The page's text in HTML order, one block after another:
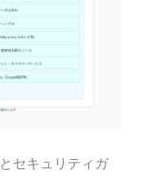
セキュリティガ